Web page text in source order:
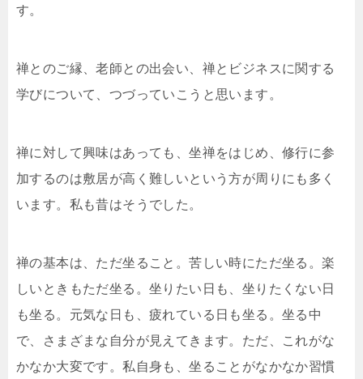
す。
禅とのご縁、老師との出会い、禅とビジネスに関する
学びについて、つづっていこうと思います。
禅に対して興味はあっても、坐禅をはじめ、修行に参
加するのは敷居が高く難しいという方が周りにも多く
います。私も昔はそうでした。
禅の基本は、ただ坐ること。苦しい時にただ坐る。楽
しいときもただ坐る。坐りたい日も、坐りたくない日
も坐る。元気な日も、疲れている日も坐る。坐る中
で、さまざまな自分が見えてきます。ただ、これがな
かなか大変です。私自身も、坐ることがなかなか習慣